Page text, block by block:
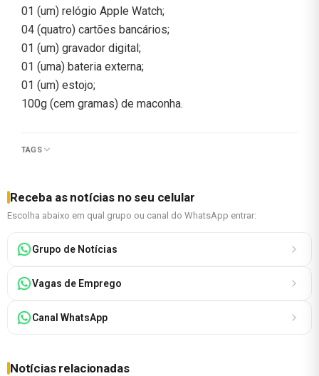
01 (um) relógio Apple Watch;
04 (quatro) cartões bancários;
01 (um) gravador digital;
01 (uma) bateria externa;
01 (um) estojo;
100g (cem gramas) de maconha.
TAGS
Receba as notícias no seu celular
Escolha abaixo em qual grupo ou canal do WhatsApp entrar:
Grupo de Notícias
Vagas de Emprego
Canal WhatsApp
Notícias relacionadas